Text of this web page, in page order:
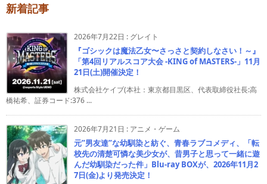
新着記事
2026年7月22日 : グレイト
『ゴシックは魔法乙女〜さっさと契約しなさい！～』
「第4回リアルスコア大会 -KING of MASTERS-」11月
21日(土)開催決定！
株式会社ケイブ(本社：東京都目黒区、代表取締役社長:高
橋祐希、証券コード:376 ...
2026年7月21日 : アニメ・ゲーム
元”男友達”な幼馴染と紡ぐ、青春ラブコメディ、「転
校先の清楚可憐な美少女が、昔男子と思って一緒に遊
んだ幼馴染だった件」Blu-ray BOXが、2026年11月2
7日(金)より発売決定！